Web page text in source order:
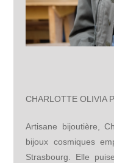
CHARLOTTE OLIVIA
Artisane bijoutière,
bijoux cosmiques
Strasbourg. Elle